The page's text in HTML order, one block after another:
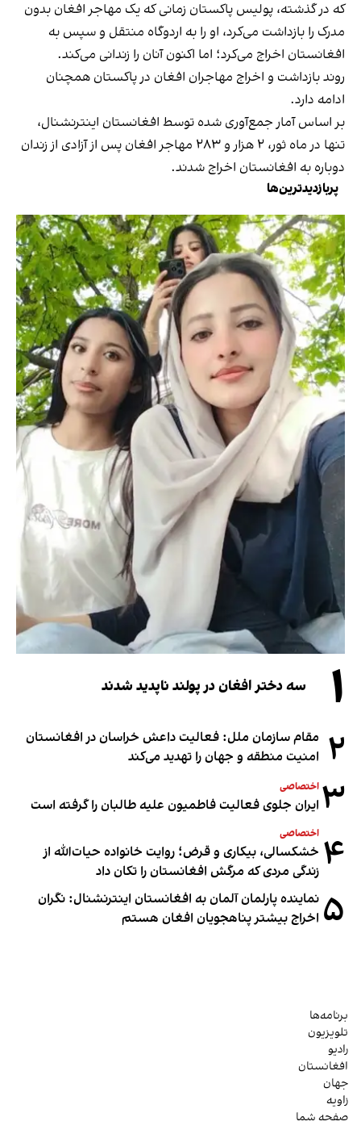
که در گذشته، پولیس پاکستان زمانی که یک مهاجر افغان بدون
مدرک را بازداشت می‌کرد، او را به اردوگاه منتقل و سپس به
افغانستان اخراج می‌کرد؛ اما اکنون آنان را زندانی می‌کند.
روند بازداشت و اخراج مهاجران افغان در پاکستان همچنان
ادامه دارد.
بر اساس آمار جمع‌آوری شده توسط افغانستان اینترنشنال،
تنها در ماه ثور، ۲ هزار و ۲۸۳ مهاجر افغان پس از آزادی از زندان
دوباره به افغانستان اخراج شدند.
پربازدیدترین‌ها
۱ سه دختر افغان در پولند ناپدید شدند
۲ مقام سازمان ملل: فعالیت داعش خراسان در افغانستان
امنیت منطقه و جهان را تهدید می‌کند
۳ اختصاصی
ایران جلوی فعالیت فاطمیون علیه طالبان را گرفته است
۴ اختصاصی
خشکسالی، بیکاری و قرض؛ روایت خانواده حیات‌الله از
زندگی مردی که مرگش افغانستان را تکان داد
۵ نماینده پارلمان آلمان به افغانستان اینترنشنال: نگران
اخراج بیشتر پناهجویان افغان هستم
برنامه‌ها
تلویزیون
رادیو
افغانستان
جهان
زاویه
صفحه شما